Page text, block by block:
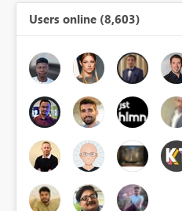
Users online (8,603)